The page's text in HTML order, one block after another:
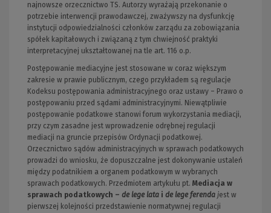
najnowsze orzecznictwo TS. Autorzy wyrażają przekonanie o
potrzebie interwencji prawodawczej, zważywszy na dysfunkcję
instytucji odpowiedzialności członków zarządu za zobowiązania
spółek kapitałowych i związaną z tym chwiejność praktyki
interpretacyjnej ukształtowanej na tle art. 116 o.p.
Postępowanie mediacyjne jest stosowane w coraz większym
zakresie w prawie publicznym, czego przykładem są regulacje
Kodeksu postępowania administracyjnego oraz ustawy – Prawo o
postępowaniu przed sądami administracyjnymi. Niewątpliwie
postępowanie podatkowe stanowi forum wykorzystania mediacji,
przy czym zasadne jest wprowadzenie odrębnej regulacji
mediacji na gruncie przepisów Ordynacji podatkowej.
Orzecznictwo sądów administracyjnych w sprawach podatkowych
prowadzi do wniosku, że dopuszczalne jest dokonywanie ustaleń
między podatnikiem a organem podatkowym w wybranych
sprawach podatkowych. Przedmiotem artykułu pt. Mediacja w
sprawach podatkowych – de lege lata i de lege ferenda jest w
pierwszej kolejności przedstawienie normatywnej regulacji